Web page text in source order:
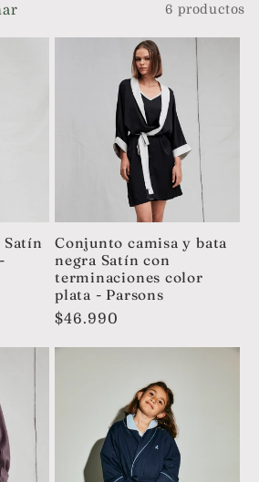
6 productos
Satín
Conjunto camisa y bata
negra Satín con
terminaciones color
plata - Parsons
Precio
$46.990